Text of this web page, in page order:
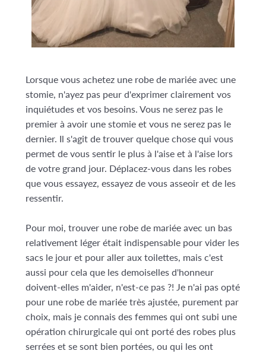
Lorsque vous achetez une robe de mariée avec une
stomie, n'ayez pas peur d'exprimer clairement vos
inquiétudes et vos besoins. Vous ne serez pas le
premier à avoir une stomie et vous ne serez pas le
dernier. Il s'agit de trouver quelque chose qui vous
permet de vous sentir le plus à l'aise et à l'aise lors
de votre grand jour. Déplacez-vous dans les robes
que vous essayez, essayez de vous asseoir et de les
ressentir.
Pour moi, trouver une robe de mariée avec un bas
relativement léger était indispensable pour vider les
sacs le jour et pour aller aux toilettes, mais c'est
aussi pour cela que les demoiselles d'honneur
doivent-elles m'aider, n'est-ce pas ?! Je n'ai pas opté
pour une robe de mariée très ajustée, purement par
choix, mais je connais des femmes qui ont subi une
opération chirurgicale qui ont porté des robes plus
serrées et se sont bien portées, ou qui les ont